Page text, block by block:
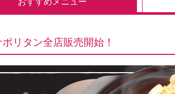
リタン全店販売開始！